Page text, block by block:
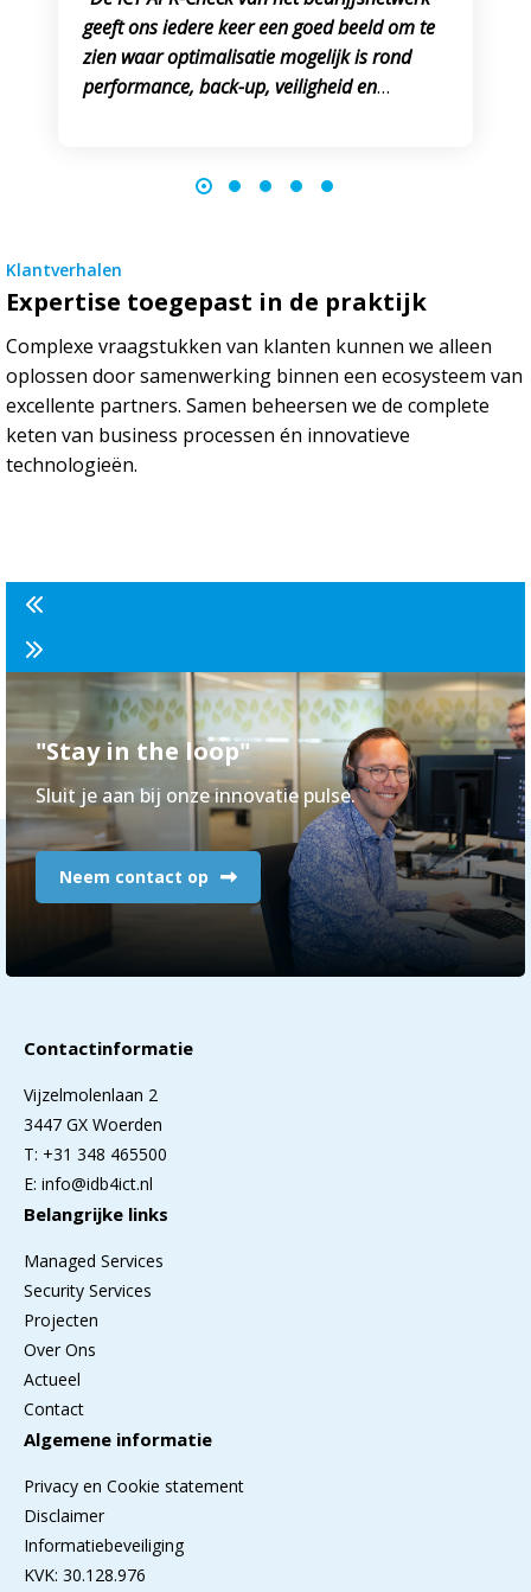
geeft ons iedere keer een goed beeld om te
zien waar optimalisatie mogelijk is rond
performance, back-up, veiligheid en
Klantverhalen
Expertise toegepast in de praktijk
Complexe vraagstukken van klanten kunnen we alleen
oplossen door samenwerking binnen een ecosysteem van
excellente partners. Samen beheersen we de complete
keten van business processen én innovatieve
technologieën.
"Stay in the loop"
Sluit je aan bij onze innovatie pulse.
Neem contact op
Contactinformatie
Vijzelmolenlaan 2
3447 GX Woerden
T: +31 348 465500
E: info@idb4ict.nl
Belangrijke links
Managed Services
Security Services
Projecten
Over Ons
Actueel
Contact
Algemene informatie
Privacy en Cookie statement
Disclaimer
Informatiebeveiliging
KVK: 30.128.976